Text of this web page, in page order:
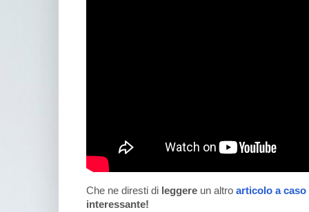
Che ne diresti di leggere un altro articolo a caso
interessante!